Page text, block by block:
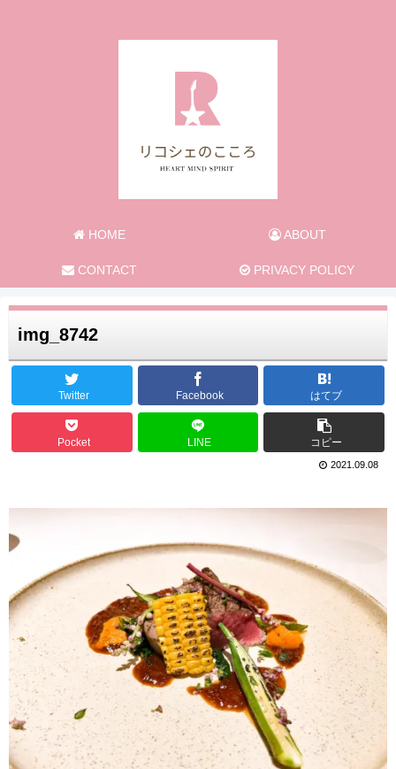
HOME ABOUT
CONTACT PRIVACY POLICY
img_8742
Twitter Facebook はてブ
Pocket LINE コピー
2021.09.08